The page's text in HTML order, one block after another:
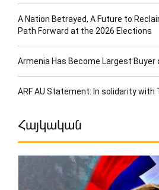
A Nation Betrayed, A Future to
Path Forward at the 2026 Elections
Armenia Has Become Largest Buyer
ARF AU Statement: In solidarity with
Հայկական